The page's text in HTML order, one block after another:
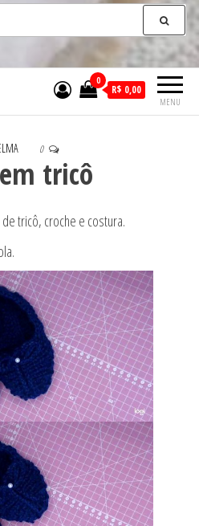
MENU
0
R$ 0,00
0
tricô
tricô, croche e costura.